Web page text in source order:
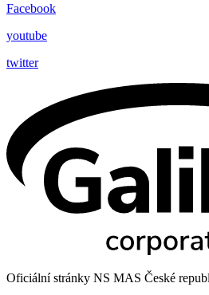
Facebook
youtube
twitter
Oficiální stránky NS MAS České